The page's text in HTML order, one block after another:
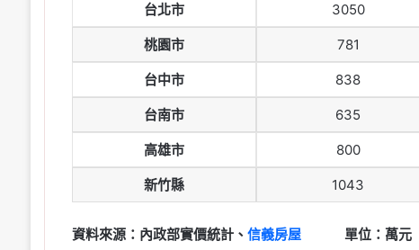
台北市 3050
桃園市 781
台中市 838
台南市 635
高雄市 800
新竹縣 1043
資料來源：內政部實價統計、 信義房屋 單位：萬元